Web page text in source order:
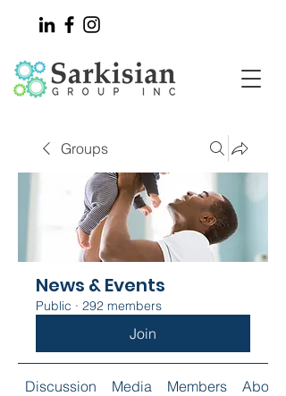
Groups
News & Events
Public · 292 members
Join
Discussion Media Members About